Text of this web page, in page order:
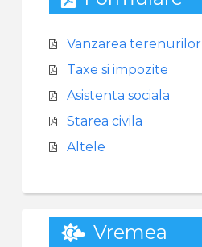
Vanzarea terenurilor
Taxe si impozite
Asistenta sociala
Starea civila
Altele
Vremea